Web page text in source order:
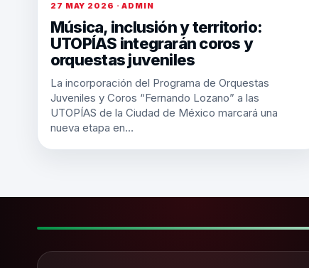
27 MAY 2026 · ADMIN
Música, inclusión y territorio:
UTOPÍAS integrarán coros y
orquestas juveniles
La incorporación del Programa de Orquestas
Juveniles y Coros “Fernando Lozano” a las
UTOPÍAS de la Ciudad de México marcará una
nueva etapa en…